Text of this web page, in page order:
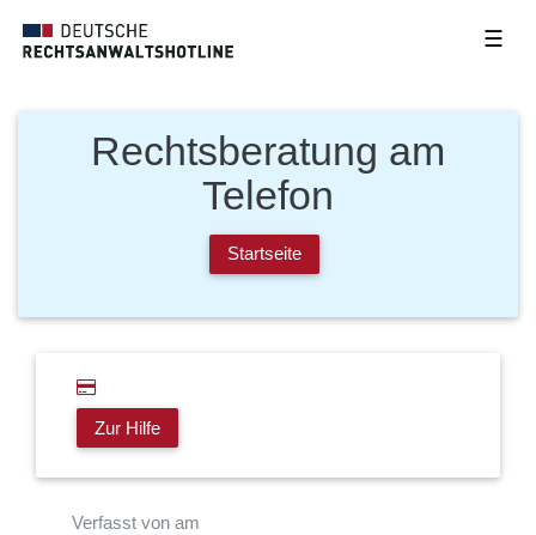
☰
Rechtsberatung am
Telefon
Startseite
Zur Hilfe
Verfasst von am